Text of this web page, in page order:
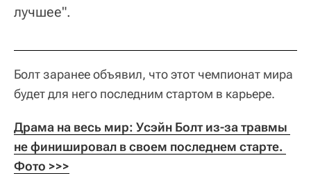
лучшее".
Болт заранее объявил, что этот чемпионат мира
будет для него последним стартом в карьере.
Драма на весь мир: Усэйн Болт из-за травмы
не финишировал в своем последнем старте.
Фото >>>